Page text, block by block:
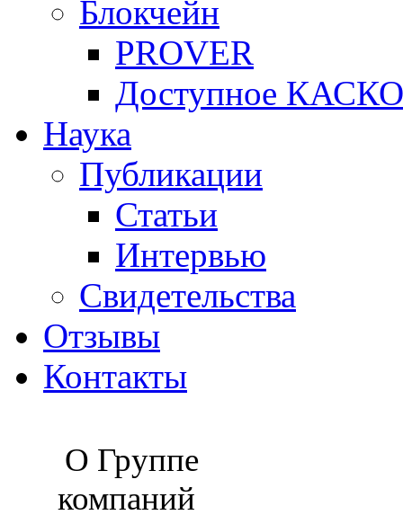
Блокчейн
PROVER
Доступное КАСКО
Наука
Публикации
Статьи
Интервью
Свидетельства
Отзывы
Контакты
О Группе
компаний